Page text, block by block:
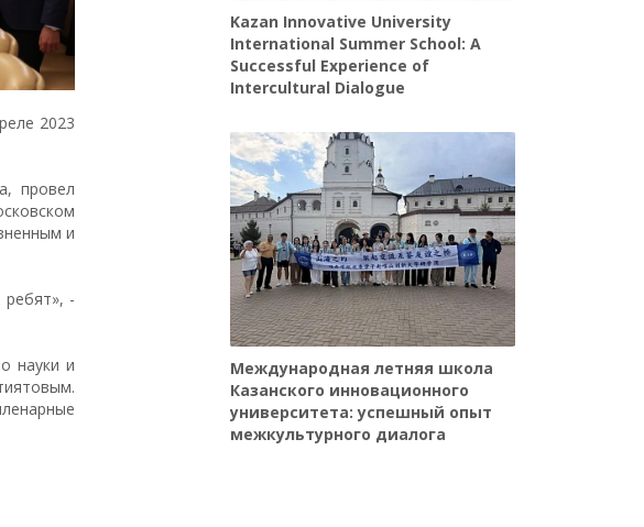
2023
провел
и
-
науки и
Kazan Innovative University
International Summer School: A
Successful Experience of
Intercultural Dialogue
Международная летняя школа
Казанского инновационного
университета: успешный опыт
межкультурного диалога